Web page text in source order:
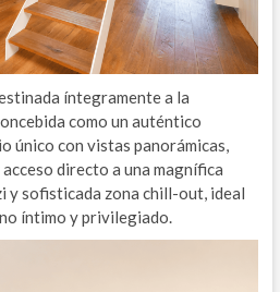
íntegramente a la
como un auténtico
único con vistas panorámicas,
directo a una magnífica
y sofisticada zona chill-out, ideal
íntimo y privilegiado.